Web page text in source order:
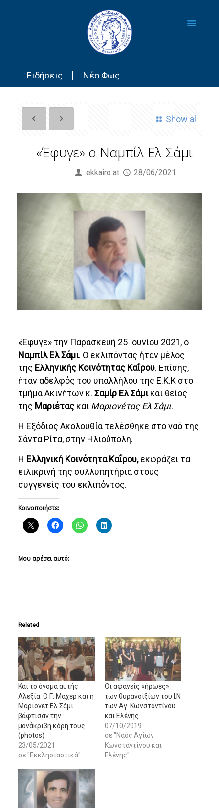
Ειδήσεις Νέο Φως
Show all
«Έφυγε» ο Ναμπίλ Ελ Σάμι
ekkairo at 28/06/2021
«Έφυγε» την Παρασκευή 25 Ιουνίου 2021, ο
Ναμπίλ Ελ Σάμι. Ο εκλιπόντας ήταν μέλος
της Ελληνικής Κοινότητας Καΐρου. Eπίσης,
ήταν αδελφός του υπαλλήλου της Ε.Κ.Κ στο
τμήμα Ακινήτων κ.Σαμίρ Ελ Σάμικαι θείος
της Μαριέτας και Μαριονέτας Ελ Σάμι.
Η Εξόδιος Ακολουθία τελέσθηκε στο ναό της
Σάντα Ρίτα, στην Ηλιούπολη.
Η Ελληνική Κοινότητα Καΐρου,εκφράζει τα
ειλικρινή της συλλυπητήρια στους
συγγενείς του εκλιπόντος.
Κοινοποιήστε:
Μου αρέσει αυτό:
Related
Και το όνομα αυτής
Αλεξία: Ο Γ. Μάχερ και η
Μάριονετ Ελ Σάμι
βάφτισαν την
μονάκριβη κόρη τους
(photos)
23/05/2021
σε "Εκκλησιαστικά"
Οι αφανείς «ήρωες»
των θυρανοιξίων του Ι.Ν
των Αγ. Κωνσταντίνου
και Ελένης
07/10/2019
σε "Ναός Αγίων
Κωνσταντίνου και
Ελένης"